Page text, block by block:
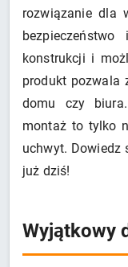
rozwiązanie dla
konstrukcji i
produkt pozwala
domu czy
montaż to tylko
uchwyt. Dowiedz
już dziś!
Wyjątkowy